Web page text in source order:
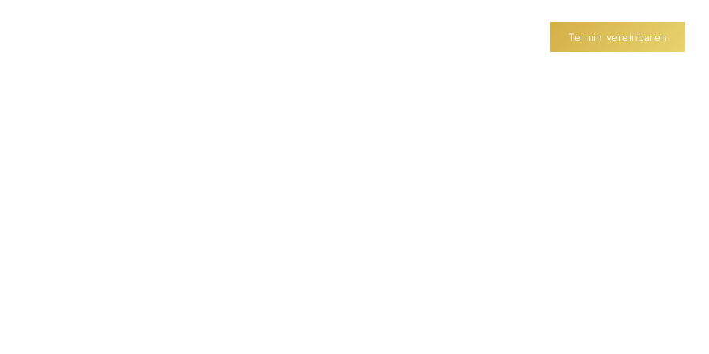
Termin vereinbaren